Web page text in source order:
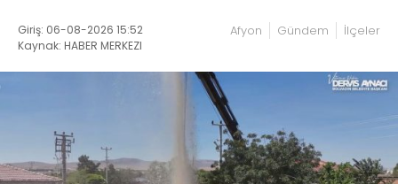
Giriş: 06-08-2026 15:52
Kaynak: HABER MERKEZI
Afyon Gündem İlçeler